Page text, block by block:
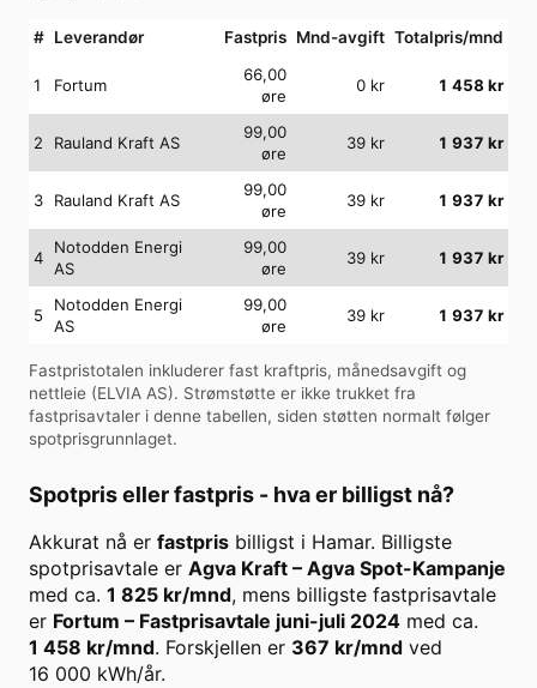
# Leverandør Fastpris Mnd-avgift Totalpris/mnd
1 Fortum
66,00
øre
0 kr 1 458 kr
2 Rauland Kraft AS
99,00
øre
39 kr 1 937 kr
3 Rauland Kraft AS
99,00
øre
39 kr 1 937 kr
4
Notodden Energi
AS
99,00
øre
39 kr 1 937 kr
5
Notodden Energi
AS
99,00
øre
39 kr 1 937 kr
Fastpristotalen inkluderer fast kraftpris, månedsavgift og
nettleie (ELVIA AS). Strømstøtte er ikke trukket fra
fastprisavtaler i denne tabellen, siden støtten normalt følger
spotprisgrunnlaget.
Spotpris eller fastpris - hva er billigst nå?
Akkurat nå er fastpris billigst i Hamar. Billigste
spotprisavtale er Agva Kraft – Agva Spot-Kampanje
med ca. 1 825 kr/mnd, mens billigste fastprisavtale
er Fortum – Fastprisavtale juni-juli 2024 med ca.
1 458 kr/mnd. Forskjellen er 367 kr/mnd ved
16 000 kWh/år.